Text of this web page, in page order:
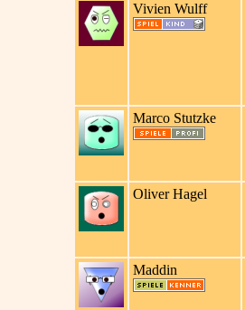
Vivien Wulff
Marco Stutzke
Oliver Hagel
Maddin